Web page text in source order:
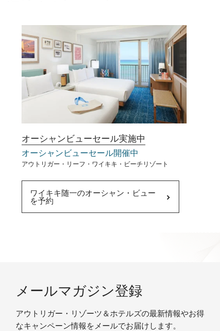
オーシャンビューセール実施中
オーシャンビューセール開催中​
アウトリガー・リーフ・ワイキキ・ビーチリゾート
ワイキキ随一のオーシャン・ビュー
を予約
メールマガジン登録
アウトリガー・リゾーツ＆ホテルズの最新情報やお得
なキャンペーン情報をメールでお届けします。